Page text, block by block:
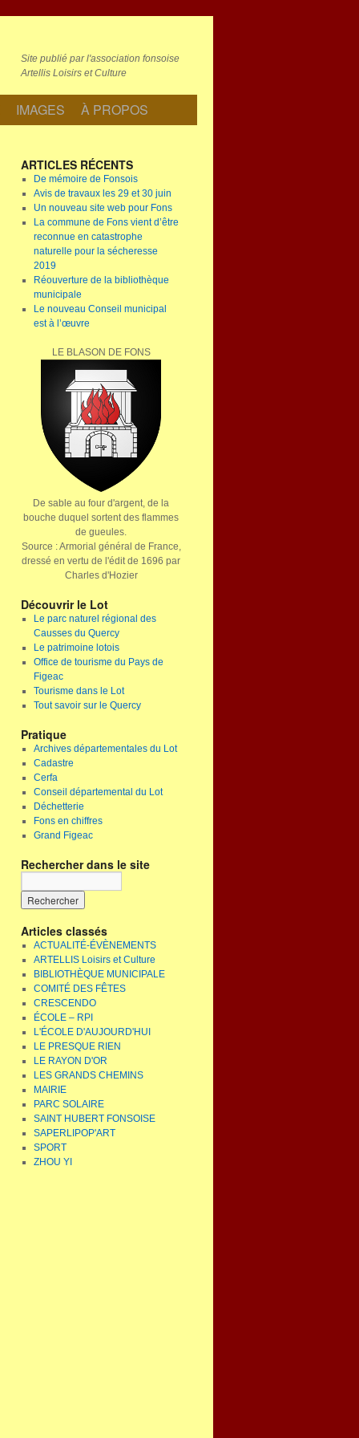
Site publié par l'association fonsoise
Artellis Loisirs et Culture
IMAGES À PROPOS
ARTICLES RÉCENTS
De mémoire de Fonsois
Avis de travaux les 29 et 30 juin
Un nouveau site web pour Fons
La commune de Fons vient d’être
reconnue en catastrophe
naturelle pour la sécheresse
2019
Réouverture de la bibliothèque
municipale
Le nouveau Conseil municipal
est à l’œuvre
LE BLASON DE FONS
De sable au four d'argent, de la
bouche duquel sortent des flammes
de gueules.
Source : Armorial général de France,
dressé en vertu de l'édit de 1696 par
Charles d'Hozier
Découvrir le Lot
Le parc naturel régional des
Causses du Quercy
Le patrimoine lotois
Office de tourisme du Pays de
Figeac
Tourisme dans le Lot
Tout savoir sur le Quercy
Pratique
Archives départementales du Lot
Cadastre
Cerfa
Conseil départemental du Lot
Déchetterie
Fons en chiffres
Grand Figeac
Rechercher dans le site
Articles classés
ACTUALITÉ-ÉVÈNEMENTS
ARTELLIS Loisirs et Culture
BIBLIOTHÈQUE MUNICIPALE
COMITÉ DES FÊTES
CRESCENDO
ÉCOLE – RPI
L'ÉCOLE D'AUJOURD'HUI
LE PRESQUE RIEN
LE RAYON D'OR
LES GRANDS CHEMINS
MAIRIE
PARC SOLAIRE
SAINT HUBERT FONSOISE
SAPERLIPOP'ART
SPORT
ZHOU YI